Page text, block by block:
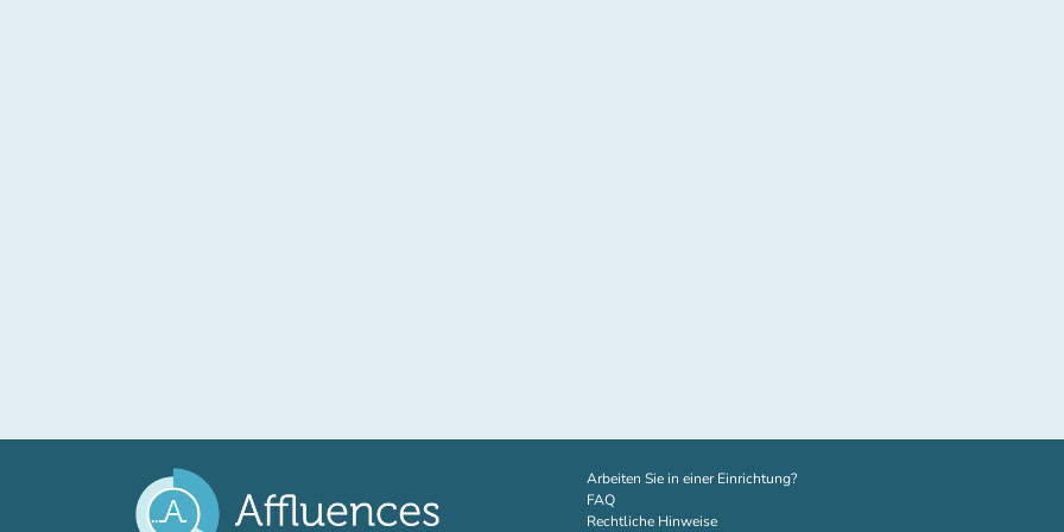
Arbeiten Sie in einer Einrichtung?(new tab)
FAQ
Rechtliche Hinweise